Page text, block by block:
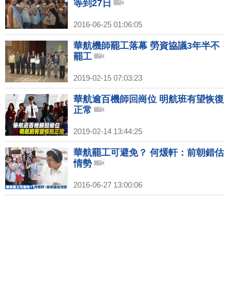
等到27日
2016-06-25 01:06:05
華航機師罷工落幕 勞資協議3年半不
罷工
2019-02-15 07:03:23
華航逾百機師回崗位 明航班有望恢復
正常
2019-02-14 13:44:25
華航罷工可避免？ 何煖軒：前朝錯估
情勢
2016-06-27 13:00:06